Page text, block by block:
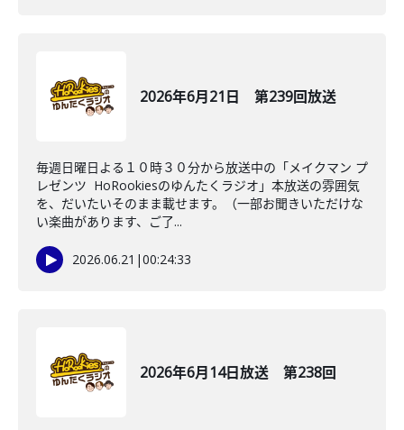
2026年6月21日 第239回放送
毎週日曜日よる１０時３０分から放送中の「メイクマン プ
レゼンツ HoRookiesのゆんたくラジオ」本放送の雰囲気
を、だいたいそのまま載せます。（一部お聞きいただけな
い楽曲があります、ご了...
2026.06.21 |00:24:33
2026年6月14日放送 第238回